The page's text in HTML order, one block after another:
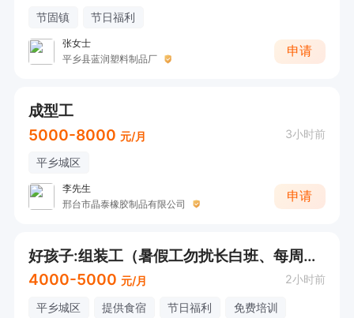
节固镇 节日福利
张女士
平乡县蓝润塑料制品厂
申请
成型工
5000-8000 元/月 3小时前
平乡城区
李先生
邢台市晶泰橡胶制品有限公司
申请
好孩子:组装工（暑假工勿扰长白班、每周有公休）
4000-5000 元/月 2小时前
平乡城区 提供食宿 节日福利 免费培训